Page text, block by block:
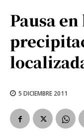
Pausa
5 DICIEMBRE 2011